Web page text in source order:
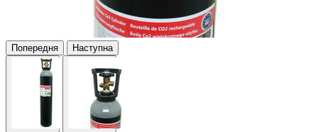
Попередня Наступна